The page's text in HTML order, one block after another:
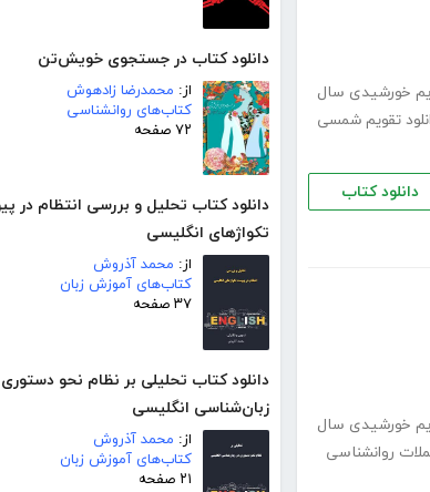
دانلود کتاب در جستجوی خویش‌تن
از: محمدرضا زادهوش
کتاب‌های روانشناسی
۷۲ صفحه
دانلود کتاب تحلیل و بررسی انتظام در
تکواژهای انگلیسی
از: محمد آذروش
کتاب‌های آموزش زبان
۳۷ صفحه
دانلود کتاب تحلیلی بر نظام نحو دستوری
زبان‌شناسی انگلیسی
از: محمد آذروش
کتاب‌های آموزش زبان
۲۱ صفحه
خورشیدی سال
تقویم شمسی
دانلود کتاب
خورشیدی سال
روانشناسی